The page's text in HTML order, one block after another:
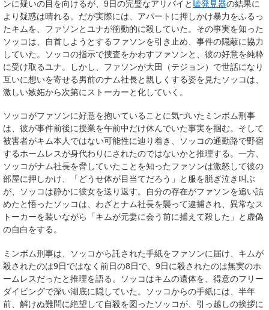
ンに疑いの目を向けるが、9日の完璧なアリバイと嘘発見器の結果に
より疑惑は晴れる。だが実際には、アパートに押しかけ暴力をふるっ
たキムを、ファソンとユナが衝動的に殺していた。その事実を知った
ソッコは、自首しようとするファソンを引き止め、事件の隠蔽に協力
していた。ソッコの指示で捜査をかわすファソンと、彼の好意を純粋
に受け取るユナ。しかし、ファソンが大田（テジョン）で世話になり
互いに想いを寄せる男前のナム社長と親しくする姿を見たソッコは、
激しい嫉妬から次第にストーカーと化していく。
ソッコがファソンに好意を抱いていることに気づいたミンボム刑事
は、彼が事件前後に授業を午前中だけ休んでいた事実を掴む。そして
被害者がキム本人ではない可能性に辿り着き、ソッコの通勤路で野宿
するホームレスが身代わりにされたのではないかと推理する。一方、
ソッコがナム社長を脅していたことを知ったファソンは激怒して彼の
部屋に押しかけ、「どうせ体が目当てだろう」と服を脱ぎ泣き叫ぶ
が、ソッコは静かに彼女を送り返す。自分の存在がファソンを追い詰
めたと悟ったソッコは、わざとナム社長を襲って逮捕され、異常なス
トーカーを装いながら「キムが元妻に会う前に捕えて殺した」と虚偽
の自白をする。
ミンボム刑事は、ソッコから託された手紙をファソンに届け、キムが
殺されたのは9日ではなく前日の8日で、9日に殺されたのは無実のホ
ームレスだったと推理を語る。ソッコはキムの遺体を、得意のフリー
ダイビングで深い湖底に隠していた。ソッコからの手紙には、半年
前、解けぬ難問に絶望して自殺を図ったソッコが、引っ越しの挨拶に